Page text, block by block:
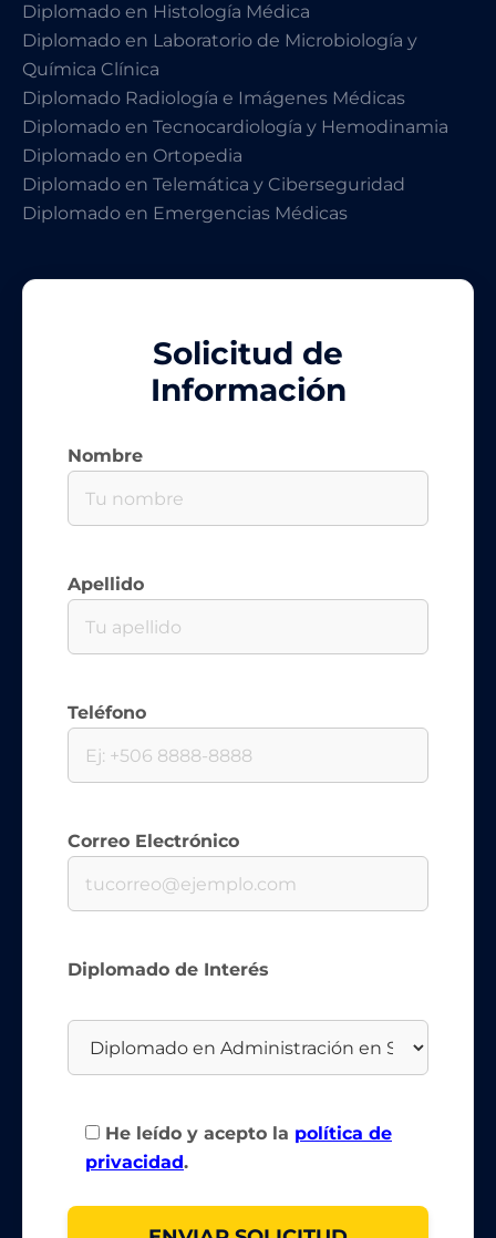
Diplomado en Histología Médica
Diplomado en Laboratorio de Microbiología y
Química Clínica
Diplomado Radiología e Imágenes Médicas
Diplomado en Tecnocardiología y Hemodinamia
Diplomado en Ortopedia
Diplomado en Telemática y Ciberseguridad
Diplomado en Emergencias Médicas
Solicitud de
Información
Nombre
Apellido
Teléfono
Correo Electrónico
Diplomado de Interés
He leído y acepto la política de
privacidad.